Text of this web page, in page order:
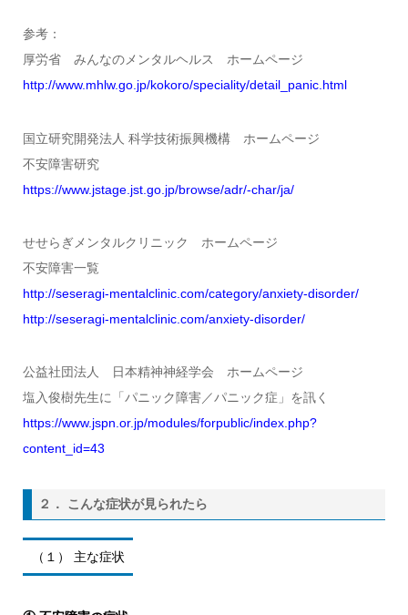
参考：
厚労省 みんなのメンタルヘルス ホームページ
http://www.mhlw.go.jp/kokoro/speciality/detail_panic.html
国立研究開発法人 科学技術振興機構 ホームページ
不安障害研究
https://www.jstage.jst.go.jp/browse/adr/-char/ja/
せせらぎメンタルクリニック ホームページ
不安障害一覧
http://seseragi-mentalclinic.com/category/anxiety-disorder/
http://seseragi-mentalclinic.com/anxiety-disorder/
公益社団法人 日本精神神経学会 ホームページ
塩入俊樹先生に「パニック障害／パニック症」を訊く
https://www.jspn.or.jp/modules/forpublic/index.php?
content_id=43
２． こんな症状が見られたら
（１） 主な症状